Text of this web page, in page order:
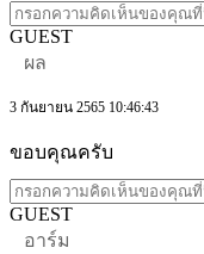
GUEST
ผล
3 กันยายน 2565 10:46:43
ขอบคุณครับ
GUEST
อาร์ม